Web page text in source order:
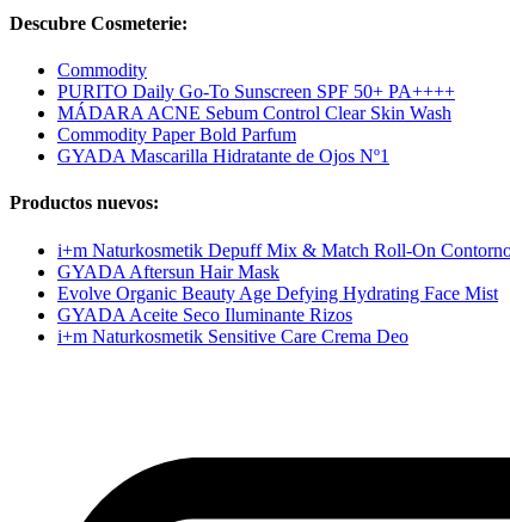
Descubre Cosmeterie:
Commodity
PURITO Daily Go-To Sunscreen SPF 50+ PA++++
MÁDARA ACNE Sebum Control Clear Skin Wash
Commodity Paper Bold Parfum
GYADA Mascarilla Hidratante de Ojos Nº1
Productos nuevos:
i+m Naturkosmetik Depuff Mix & Match Roll-On
GYADA Aftersun Hair Mask
Evolve Organic Beauty Age Defying Hydrating Face Mist
GYADA Aceite Seco Iluminante Rizos
i+m Naturkosmetik Sensitive Care Crema Deo